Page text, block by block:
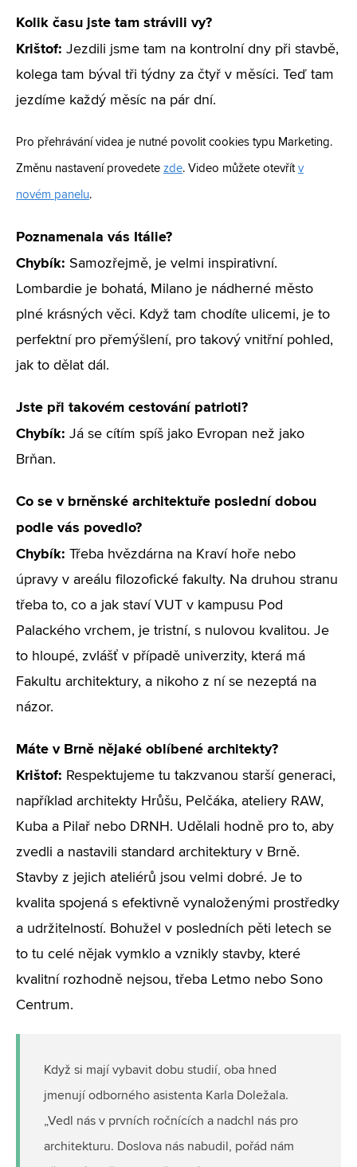
Kolik času jste tam strávili vy?
Krištof: Jezdili jsme tam na kontrolní dny při stavbě,
kolega tam býval tři týdny za čtyř v měsíci. Teď tam
jezdíme každý měsíc na pár dní.
Pro přehrávání videa je nutné povolit cookies typu Marketing.
Změnu nastavení provedete zde. Video můžete otevřít v
novém panelu.
Poznamenala vás Itálie?
Chybík: Samozřejmě, je velmi inspirativní.
Lombardie je bohatá, Milano je nádherné město
plné krásných věci. Když tam chodíte ulicemi, je to
perfektní pro přemýšlení, pro takový vnitřní pohled,
jak to dělat dál.
Jste při takovém cestování patrioti?
Chybík: Já se cítím spíš jako Evropan než jako
Brňan.
Co se v brněnské architektuře poslední dobou
podle vás povedlo?
Chybík: Třeba hvězdárna na Kraví hoře nebo
úpravy v areálu filozofické fakulty. Na druhou stranu
třeba to, co a jak staví VUT v kampusu Pod
Palackého vrchem, je tristní, s nulovou kvalitou. Je
to hloupé, zvlášť v případě univerzity, která má
Fakultu architektury, a nikoho z ní se nezeptá na
názor.
Máte v Brně nějaké oblíbené architekty?
Krištof: Respektujeme tu takzvanou starší generaci,
například architekty Hrůšu, Pelčáka, ateliery RAW,
Kuba a Pilař nebo DRNH. Udělali hodně pro to, aby
zvedli a nastavili standard architektury v Brně.
Stavby z jejich ateliérů jsou velmi dobré. Je to
kvalita spojená s efektivně vynaloženými prostředky
a udržitelností. Bohužel v posledních pěti letech se
to tu celé nějak vymklo a vznikly stavby, které
kvalitní rozhodně nejsou, třeba Letmo nebo Sono
Centrum.
Když si mají vybavit dobu studií, oba hned
jmenují odborného asistenta Karla Doležala.
„Vedl nás v prvních ročnících a nadchl nás pro
architekturu. Doslova nás nabudil, pořád nám